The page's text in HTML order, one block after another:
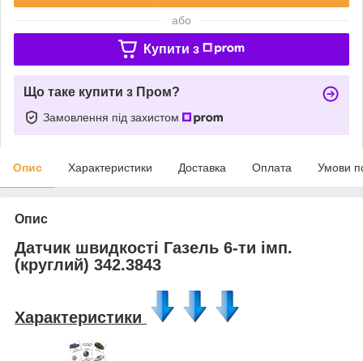
або
Купити з
Що таке купити з Пром?
Замовлення під захистом
Опис Характеристики Доставка Оплата Умови
Опис
Датчик швидкості Газель 6-ти імп.
(круглий) 342.3843
Характеристики